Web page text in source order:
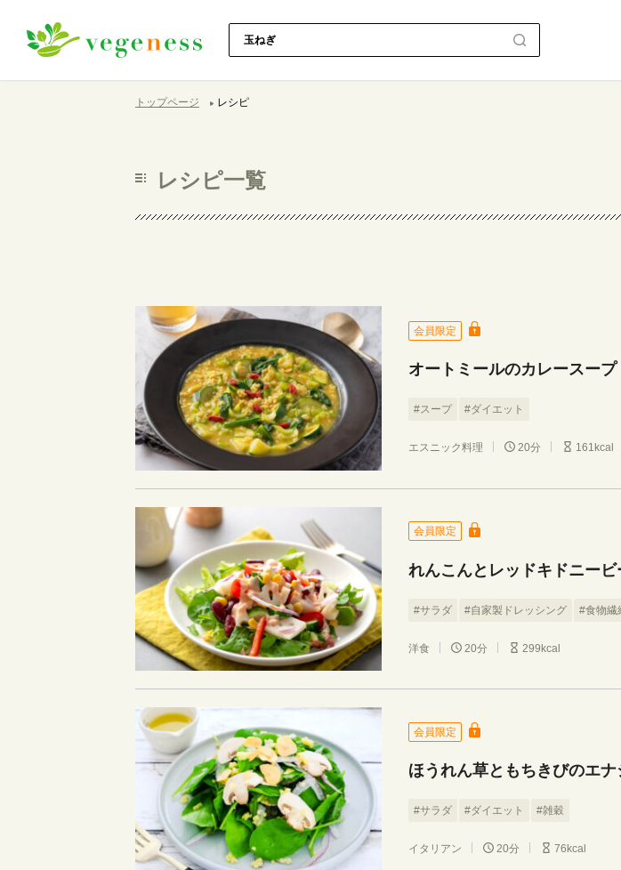
トップページ
レシピ
レシピ一覧
会員限定
オートミールのカレースープ
#スープ #ダイエット
エスニック料理 20分 161kcal
会員限定
れんこんとレッドキドニー
#サラダ #自家製ドレッシング #食物繊
洋食 20分 299kcal
会員限定
ほうれん草ともちきびのエ
#サラダ #ダイエット #雑穀
イタリアン 20分 76kcal